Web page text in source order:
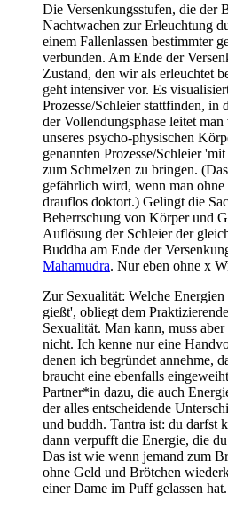
Die Versenkungsstufen, die der
Nachtwachen zur Erleuchtung
einem Fallenlassen bestimmter
verbunden. Am Ende der
Zustand, den wir als erleuchtet
geht intensiver vor. Es
Prozesse/Schleier stattfinden, in
der Vollendungsphase leitet
unseres psycho-physischen
genannten Prozesse/Schleier
zum Schmelzen zu bringen.
gefährlich wird, wenn man
drauflos doktort.) Gelingt die
Beherrschung von Körper und
Auflösung der Schleier der
Buddha am Ende der
Mahamudra. Nur eben ohne x
Zur Sexualität: Welche
gießt', obliegt dem
Sexualität. Man kann, muss
nicht. Ich kenne nur eine
denen ich begründet annehme,
braucht eine ebenfalls
Partner*in dazu, die auch
der alles entscheidende
und buddh. Tantra ist: du darfst
dann verpufft die Energie, die
Das ist wie wenn jemand zum
ohne Geld und Brötchen
einer Dame im Puff gelassen hat.